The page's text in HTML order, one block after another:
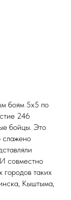
боям 5х5 по
246
бойцы. Это
слажено
совместно
городов таких
Кыштыма,